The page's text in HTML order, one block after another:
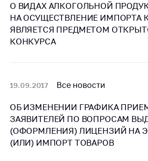
Общественная
жизнь
Идеологическая
символы
5 лет МАРТ
Деятельность
Ценовая политика
О ВИДАХ АЛКОГОЛЬНОЙ
НА ОСУЩЕСТВЛЕНИЕ ИМПОРТА
ЯВЛЯЕТСЯ ПРЕДМЕТОМ
КОНКУРСА
19.09.2017 Все новости
ОБ ИЗМЕНЕНИИ ГРАФИКА
ЗАЯВИТЕЛЕЙ ПО ВОПРОСАМ
(ОФОРМЛЕНИЯ) ЛИЦЕНЗИЙ НА
(ИЛИ) ИМПОРТ ТОВАРОВ